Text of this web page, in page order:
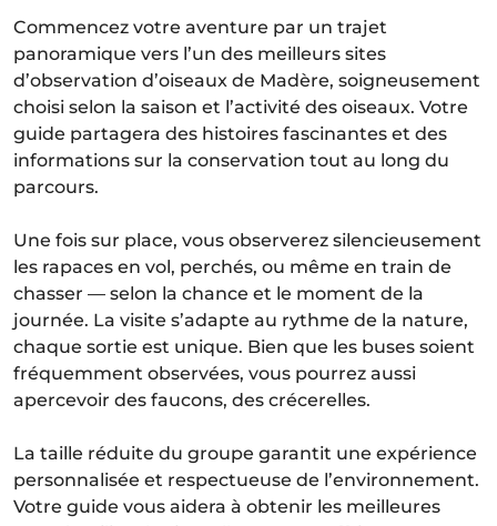
Commencez votre aventure par un trajet
panoramique vers l’un des meilleurs sites
d’observation d’oiseaux de Madère, soigneusement
choisi selon la saison et l’activité des oiseaux. Votre
guide partagera des histoires fascinantes et des
informations sur la conservation tout au long du
parcours.
Une fois sur place, vous observerez silencieusement
les rapaces en vol, perchés, ou même en train de
chasser — selon la chance et le moment de la
journée. La visite s’adapte au rythme de la nature,
chaque sortie est unique. Bien que les buses soient
fréquemment observées, vous pourrez aussi
apercevoir des faucons, des crécerelles.
La taille réduite du groupe garantit une expérience
personnalisée et respectueuse de l’environnement.
Votre guide vous aidera à obtenir les meilleures